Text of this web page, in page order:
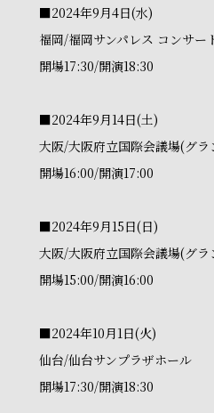
■2024年9月4日(水)
福岡/福岡サンパレス コンサー
開場17:30/開演18:30
■2024年9月14日(土)
大阪/大阪府立国際会議場(グラ
開場16:00/開演17:00
■2024年9月15日(日)
大阪/大阪府立国際会議場(グラ
開場15:00/開演16:00
■2024年10月1日(火)
仙台/仙台サンプラザホール
開場17:30/開演18:30